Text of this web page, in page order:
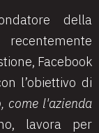
della
Facebook
l’obiettivo di
come l'azienda
lavora per